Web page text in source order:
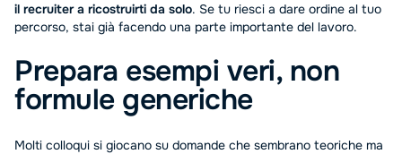
il recruiter a ricostruirti da solo. Se tu riesci a dare ordine al tuo
percorso, stai già facendo una parte importante del lavoro.
Prepara esempi veri, non
formule generiche
Molti colloqui si giocano su domande che sembrano teoriche ma